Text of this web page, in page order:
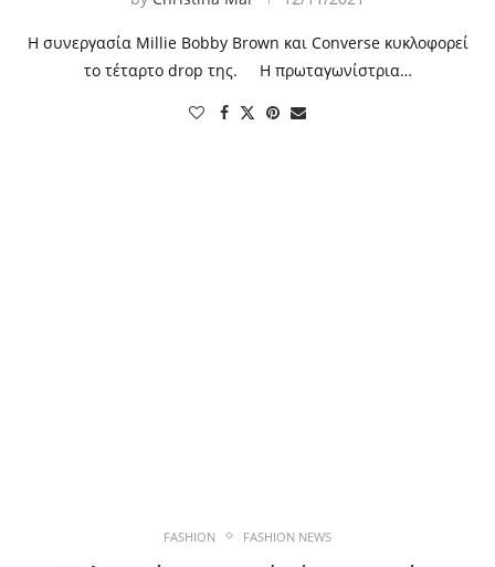
Η συνεργασία Millie Bobby Brown και Converse κυκλοφορεί
το τέταρτο drop της. Η πρωταγωνίστρια…
FASHION FASHION NEWS